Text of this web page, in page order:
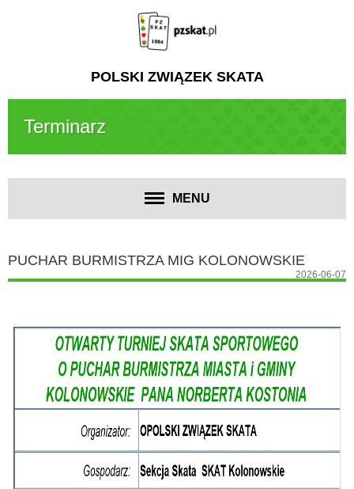
POLSKI ZWIĄZEK SKATA
Terminarz
MENU
PUCHAR BURMISTRZA MIG KOLONOWSKIE
2026-06-07